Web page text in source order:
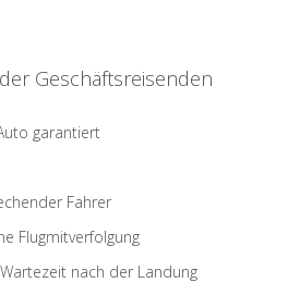
Geschäftsreisenden
garantiert
Fahrer
Flugmitverfolgung
nach der Landung